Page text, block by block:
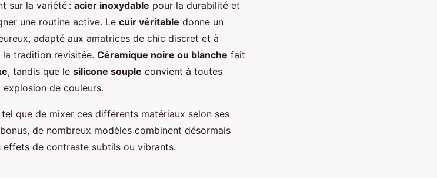
sur la variété : acier inoxydable pour la durabilité et
une routine active. Le cuir véritable donne un
adapté aux amatrices de chic discret et à
la tradition revisitée. Céramique noire ou blanche fait
, tandis que le silicone souple convient à toutes
de couleurs.
que de mixer ces différents matériaux selon ses
de nombreux modèles combinent désormais
effets de contraste subtils ou vibrants.